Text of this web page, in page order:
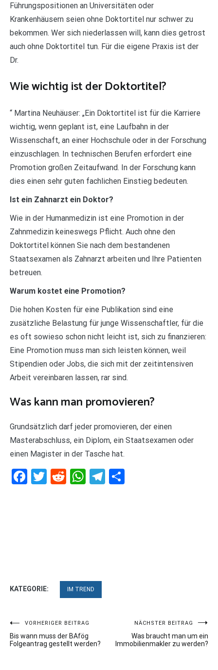
Führungspositionen an Universitäten oder
Krankenhäusern seien ohne Doktortitel nur schwer zu
bekommen. Wer sich niederlassen will, kann dies getrost
auch ohne Doktortitel tun. Für die eigene Praxis ist der
Dr.
Wie wichtig ist der Doktortitel?
“ Martina Neuhäuser: „Ein Doktortitel ist für die Karriere
wichtig, wenn geplant ist, eine Laufbahn in der
Wissenschaft, an einer Hochschule oder in der Forschung
einzuschlagen. In technischen Berufen erfordert eine
Promotion großen Zeitaufwand. In der Forschung kann
dies einen sehr guten fachlichen Einstieg bedeuten.
Ist ein Zahnarzt ein Doktor?
Wie in der Humanmedizin ist eine Promotion in der
Zahnmedizin keineswegs Pflicht. Auch ohne den
Doktortitel können Sie nach dem bestandenen
Staatsexamen als Zahnarzt arbeiten und Ihre Patienten
betreuen.
Warum kostet eine Promotion?
Die hohen Kosten für eine Publikation sind eine
zusätzliche Belastung für junge Wissenschaftler, für die
es oft sowieso schon nicht leicht ist, sich zu finanzieren:
Eine Promotion muss man sich leisten können, weil
Stipendien oder Jobs, die sich mit der zeitintensiven
Arbeit vereinbaren lassen, rar sind.
Was kann man promovieren?
Grundsätzlich darf jeder promovieren, der einen
Masterabschluss, ein Diplom, ein Staatsexamen oder
einen Magister in der Tasche hat.
Facebook
Twitter
RedditWhatsApp
Telegram
KATEGORIE: IM TREND
Beitragsnavigation
VORHERIGER BEITRAG
Bis wann muss der BAfög
Folgeantrag gestellt werden?
NÄCHSTER BEITRAG
Was braucht man um ein
Immobilienmakler zu werden?